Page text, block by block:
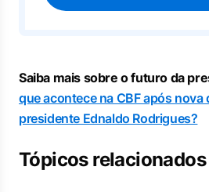
Saiba mais sobre o futuro da
que acontece na CBF após
presidente Ednaldo Rodrigues?
Tópicos relacionados